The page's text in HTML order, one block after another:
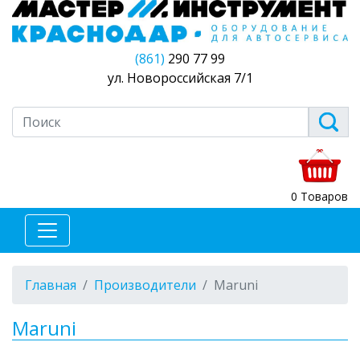
(861) 290 77 99
ул. Новороссийская 7/1
0 Товаров
Главная Производители Maruni
Maruni